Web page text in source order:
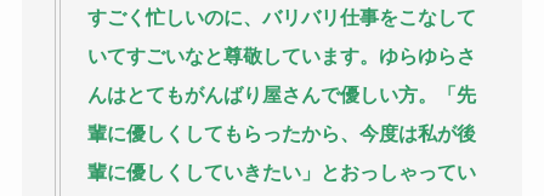
すごく忙しいのに、バリバリ仕事をこなして
いてすごいなと尊敬しています。ゆらゆらさ
んはとてもがんばり屋さんで優しい方。「先
輩に優しくしてもらったから、今度は私が後
輩に優しくしていきたい」とおっしゃってい